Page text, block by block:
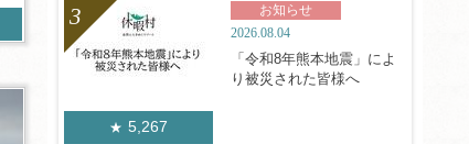
5,267
お知らせ
2026.08.04
「令和8年熊本地震」によ
り被災された皆様へ